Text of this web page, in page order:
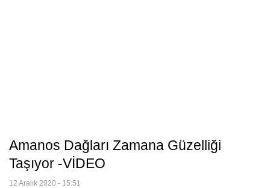
Amanos Dağları Zamana Güzelliği
Taşıyor -VİDEO
12 Aralık 2020 - 15:51